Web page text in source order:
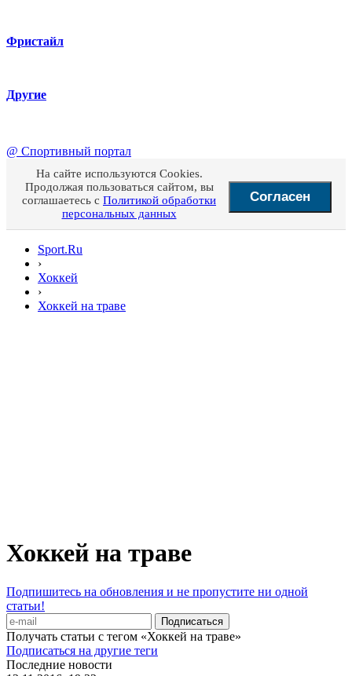
Фристайл
Другие
@ Спортивный портал
На сайте используются Cookies.
Продолжая пользоваться сайтом, вы
соглашаетесь с Политикой обработки
персональных данных
Согласен
Sport.Ru
›
Хоккей
›
Хоккей на траве
Хоккей на траве
Подпишитесь на обновления и не пропустите ни одной
статьи!
Получать статьи с тегом «Хоккей на траве»
Подписаться на другие теги
Последние новости